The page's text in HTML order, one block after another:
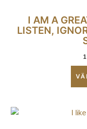
I AM A
LISTEN,